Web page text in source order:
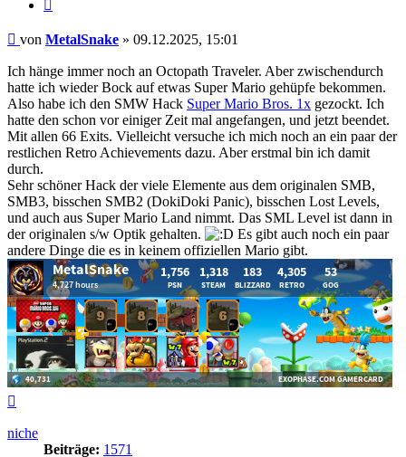
Beitrag
von MetalSnake » 09.12.2025, 15:01
Ich hänge immer noch an Octopath Traveler. Aber zwischendurch
hatte ich wieder Bock auf etwas Super Mario gehüpfe bekommen.
Also habe ich den SMW Hack Super Mario Bros. 1x gezockt. Ich
hatte den schon vor einiger Zeit mal angefangen, und jetzt beendet.
Mit allen 66 Exits. Vielleicht versuche ich mich noch an ein paar der
restlichen Retro Achievements dazu. Aber erstmal bin ich damit
durch.
Sehr schöner Hack der viele Elemente aus dem originalen SMB,
SMB3, bisschen SMB2 (DokiDoki Panic), bisschen Lost Levels,
und auch aus Super Mario Land nimmt. Das SML Level ist dann in
der originalen s/w Optik gehalten.
Es gibt auch noch ein paar
andere Dinge die es in keinem offiziellen Mario gibt.
niche
Beiträge: 1571